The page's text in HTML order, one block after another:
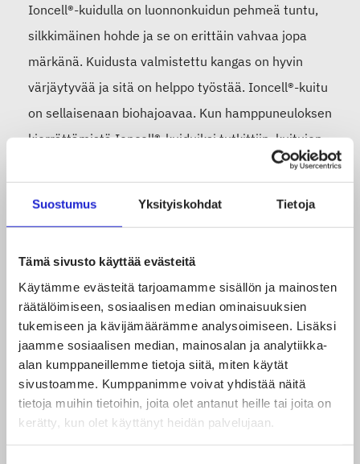
Suostumus Yksityiskohdat Tietoja
Tämä sivusto käyttää evästeitä
Käytämme evästeitä tarjoamamme sisällön ja mainosten
räätälöimiseen, sosiaalisen median ominaisuuksien
tukemiseen ja kävijämäärämme analysoimiseen. Lisäksi
jaamme sosiaalisen median, mainosalan ja analytiikka-
alan kumppaneillemme tietoja siitä, miten käytät
sivustoamme. Kumppanimme voivat yhdistää näitä
tietoja muihin tietoihin, joita olet antanut heille tai joita on
kerätty, kun olet käyttänyt heidän palvelujaan.
Ioncell®-kuidulla on luonnonkuidun pehmeä tuntu,
silkkimäinen hohde ja se on erittäin vahvaa jopa
märkänä. Kuidusta valmistettu kangas on hyvin
värjäytyvää ja sitä on helppo työstää. Ioncell®-kuitu
on sellaisenaan biohajoavaa. Kun hamppuneuloksen
kierrättämistä Ioncell®-kuiduiksi tutkittiin, kuitujen
ominaisuudet vain paranivat kierrätysprosessissa;
kiiltävämpää ja pehmeämpää verrattuna
Ioncell®-kuiduista voidaan valmistaa vaatetus- ja
sisustustekstiilejä. Kuidut soveltuvat hyvin myös
teknisiin tarkoituksiin.
Tuotannon vastuullisuusnäkökulmat
Valmistusmenetelmän suurimmat ympäristöhyödyt